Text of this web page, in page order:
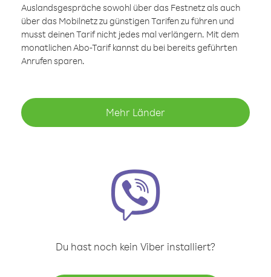
Auslandsgespräche sowohl über das Festnetz als auch
über das Mobilnetz zu günstigen Tarifen zu führen und
musst deinen Tarif nicht jedes mal verlängern. Mit dem
monatlichen Abo-Tarif kannst du bei bereits geführten
Anrufen sparen.
Mehr Länder
Du hast noch kein Viber installiert?